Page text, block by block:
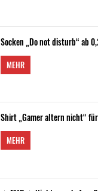
Socken „Do not disturb“ ab
MEHR
Shirt „Gamer altern nicht“
MEHR